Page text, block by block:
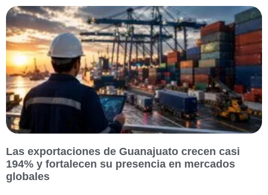
Las exportaciones de Guanajuato crecen casi
194% y fortalecen su presencia en mercados
globales